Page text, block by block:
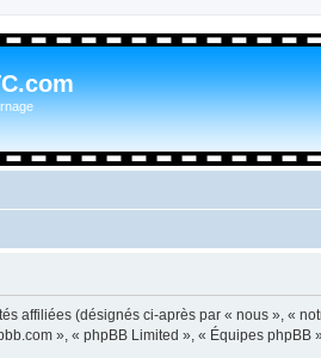
affiliées (désignés ci-après par « nous », «
», « phpBB Limited », « Équipes